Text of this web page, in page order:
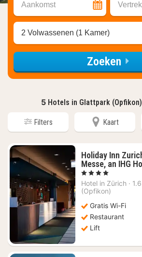
Aankomst Vertrek
2 Volwassenen (1 Kamer)
Zoeken
5 Hotels in Glattpark
Filters Kaart
Holiday Inn
Messe, an IHG
, 4 Sterren
Hotel in Zürich ·
(Opfikon)
Gratis Wi-Fi
Restaurant
Lift